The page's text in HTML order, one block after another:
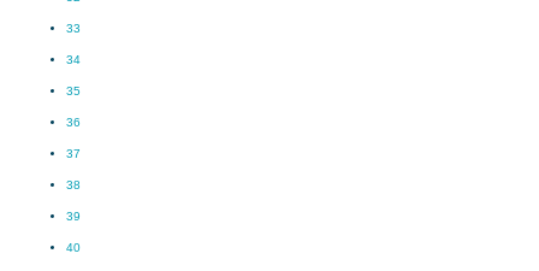
33
34
35
36
37
38
39
40